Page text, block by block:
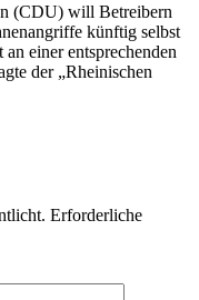
(CDU) will Betreibern
künftig selbst
einer entsprechenden
der „Rheinischen
Erforderliche